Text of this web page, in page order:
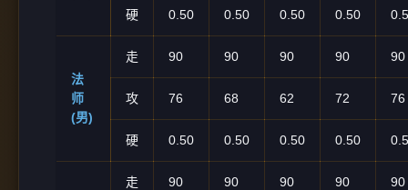
硬 0.50 0.50 0.50 0.50
法
师
(男)
走 90 90 90 90 90
攻 76 68 62 72 76
硬 0.50 0.50 0.50 0.50
走 90 90 90 90 90